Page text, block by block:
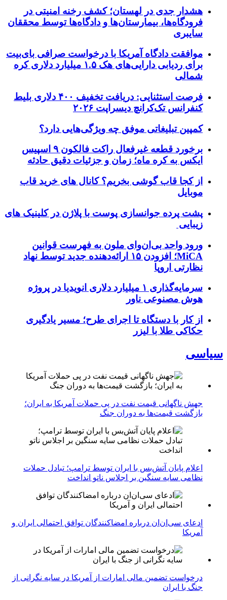
هشدار جدی در لهستان؛ کشف رخنه امنیتی در
فرودگاه‌ها، بیمارستان‌ها و دادگاه‌ها توسط محققان
سایبری
موافقت دادگاه آمریکا با درخواست صرافی بای‌بیت
برای ردیابی دارایی‌های هک ۱.۵ میلیارد دلاری کره
شمالی
فرصت استثنایی: دریافت تخفیف ۴۰۰ دلاری بلیط
کنفرانس تک‌کرانچ دیسراپت ۲۰۲۶
کمپین تبلیغاتی موفق چه ویژگی‌هایی دارد؟
برخورد قطعه غیرفعال راکت فالکون ۹ اسپیس
ایکس به کره ماه؛ زمان و جزئیات دقیق حادثه
از کجا قاب گوشی بخریم؟ کانال های خرید قاب
موبایل
پشت پرده جوانسازی پوست با پلاژن در کلینیک های
زیبایی
ورود واحد بی‌ان‌وای ملون به فهرست قوانین
MiCA؛ افزودن ۱۵ ارائه‌دهنده جدید توسط نهاد
نظارتی اروپا
سرمایه‌گذاری ۱ میلیارد دلاری انویدیا در پروژه
هوش مصنوعی ناور
از کار با دستگاه تا اجرای طرح؛ مسیر یادگیری
حکاکی طلا با لیزر
سیاسی
جهش ناگهانی قیمت نفت در پی حملات آمریکا به ایران؛
بازگشت قیمت‌ها به دوران جنگ
اعلام پایان آتش‌بس با ایران توسط ترامپ؛ تبادل حملات
نظامی سایه سنگین بر اجلاس ناتو انداخت
ادعای سی‌ان‌ان درباره امضاکنندگان توافق احتمالی ایران و
آمریکا
درخواست تضمین مالی امارات از آمریکا در سایه نگرانی از
جنگ با ایران